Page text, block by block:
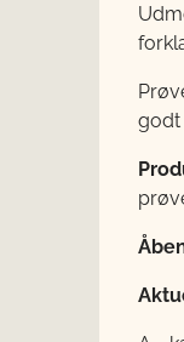
godt